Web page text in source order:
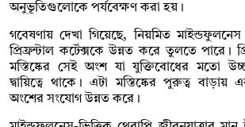
অনুভূতিগুলোকে পর্যবেক্ষণ করা হয়।
গবেষণায় দেখা গিয়েছে, নিয়মিত
প্রিফ্রন্টাল কর্টেক্সকে উন্নত করে তুলতে পারে।
মস্তিষ্কের সেই অংশ যা যুক্তিবোধের মতো
দ্বায়িত্বে থাকে। এটা মস্তিষ্কের পুরুত্ব বাড়ায়
অংশের সংযোগ উন্নত করে।